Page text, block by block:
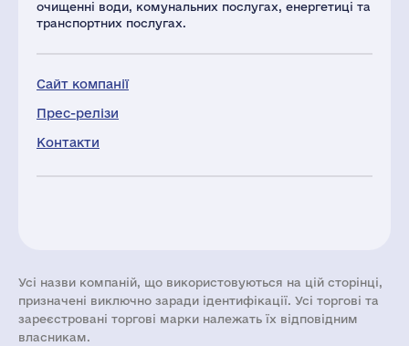
очищенні води, комунальних послугах, енергетиці та
транспортних послугах.
Сайт компанії
Прес-релізи
Контакти
Усі назви компаній, що використовуються на цій сторінці,
призначені виключно заради ідентифікації. Усі торгові та
зареєстровані торгові марки належать їх відповідним
власникам.